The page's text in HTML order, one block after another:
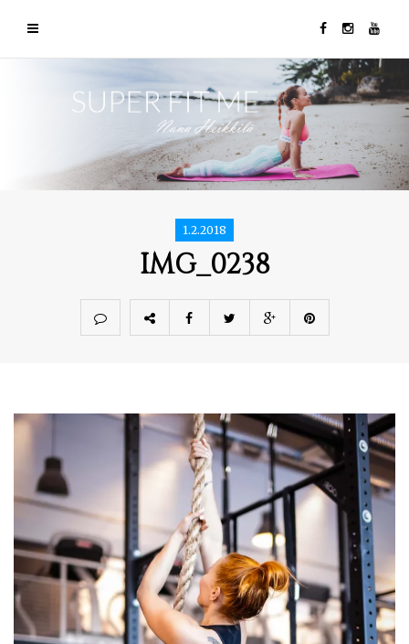
1.2.2018
IMG_0238